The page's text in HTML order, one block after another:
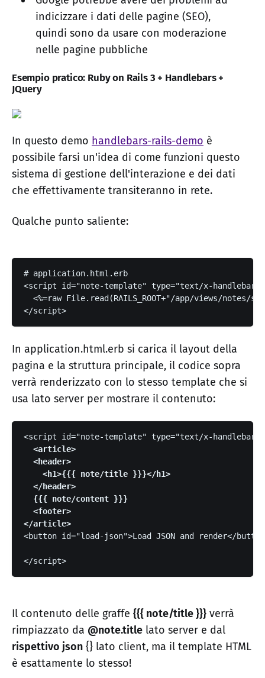
indicizzare i dati delle pagine (SEO),
quindi sono da usare con moderazione
nelle pagine pubbliche
Esempio pratico: Ruby on Rails 3 + Handlebars +
JQuery
In questo demo handlebars-rails-demo è
possibile farsi un'idea di come funzioni questo
sistema di gestione dell'interazione e dei dati
che effettivamente transiteranno in rete.
Qualche punto saliente:
# application.html.erb
<script id="note-template" type="text/x-
<%=raw File. read (RAILS_ROOT+"/app/views/notes/
</script>
In application.html.erb si carica il layout della
pagina e la struttura principale, il codice sopra
verrà renderizzato con lo stesso template che si
usa lato server per mostrare il contenuto:
  <article>
  <header>
    <h1>{{{ note/title }}}</h1>
  </header>
  {{{ note/content }}}
  <footer>
</article>
<button id="load-json">Load JSON and render</
</script>
Il contenuto delle graffe {{{ note/title }}} verrà
rimpiazzato da @note.title lato server e dal
rispettivo json {} lato client, ma il template HTML
è esattamente lo stesso!